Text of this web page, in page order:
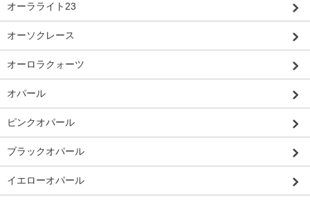
オーラライト23
オーソクレース
オーロラクォーツ
オパール
ピンクオパール
ブラックオパール
イエローオパール